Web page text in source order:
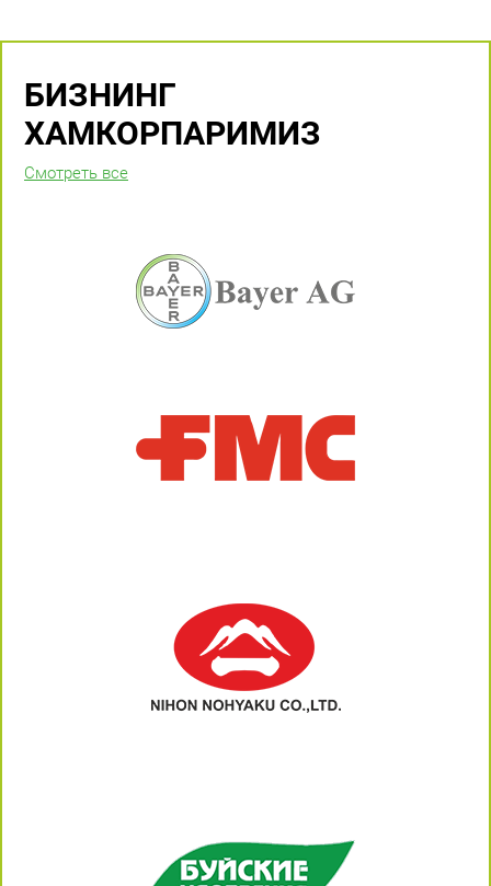
БИЗНИНГ
ХАМКОРПАРИМИЗ
Смотреть все